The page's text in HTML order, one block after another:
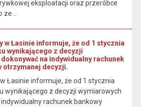
eksploatacji oraz przeróbce
w Łasinie informuje, że od 1 stycznia
wynikającego z decyzji
na indywidualny rachunek
otrzymanej decyzji.
Łasinie informuje, że od 1 stycznia
wynikającego z decyzji wymiarowych
rachunek bankowy